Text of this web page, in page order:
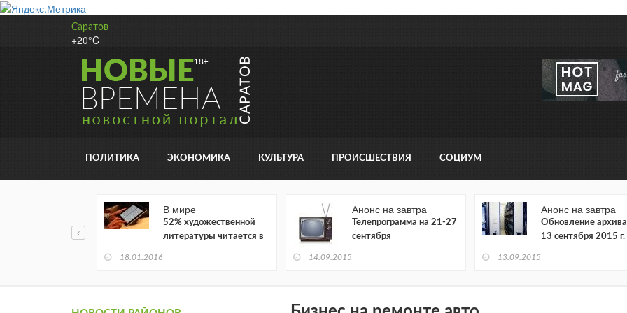
Саратов
+20°C
ПОЛИТИКА ЭКОНОМИКА КУЛЬТУРА ПРОИСШЕСТВИЯ СОЦИУМ
В мире
52% художественной
литературы читается в
18.01.2016
Анонс на завтра
Телепрограмма на 21-27
сентября
14.09.2015
Анонс на завтра
Обновление архива
13 сентября 2015 г.
13.09.2015